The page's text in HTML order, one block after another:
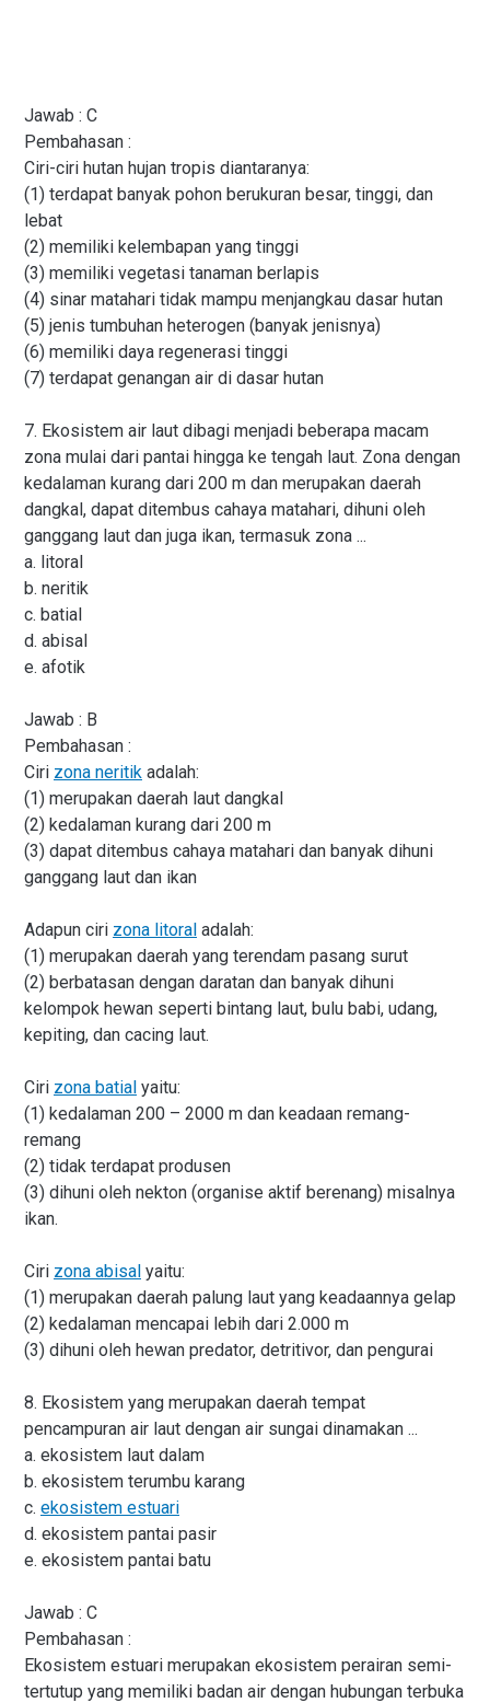
Jawab : C
Pembahasan :
Ciri-ciri hutan hujan tropis diantaranya:
(1) terdapat banyak pohon berukuran besar, tinggi, dan
lebat
(2) memiliki kelembapan yang tinggi
(3) memiliki vegetasi tanaman berlapis
(4) sinar matahari tidak mampu menjangkau dasar hutan
(5) jenis tumbuhan heterogen (banyak jenisnya)
(6) memiliki daya regenerasi tinggi
(7) terdapat genangan air di dasar hutan
7. Ekosistem air laut dibagi menjadi beberapa macam
zona mulai dari pantai hingga ke tengah laut. Zona dengan
kedalaman kurang dari 200 m dan merupakan daerah
dangkal, dapat ditembus cahaya matahari, dihuni oleh
ganggang laut dan juga ikan, termasuk zona ...
a. litoral
b. neritik
c. batial
d. abisal
e. afotik
Jawab : B
Pembahasan :
Ciri zona neritik adalah:
(1) merupakan daerah laut dangkal
(2) kedalaman kurang dari 200 m
(3) dapat ditembus cahaya matahari dan banyak dihuni
ganggang laut dan ikan
Adapun ciri zona litoral adalah:
(1) merupakan daerah yang terendam pasang surut
(2) berbatasan dengan daratan dan banyak dihuni
kelompok hewan seperti bintang laut, bulu babi, udang,
kepiting, dan cacing laut.
Ciri zona batial yaitu:
(1) kedalaman 200 – 2000 m dan keadaan remang-
remang
(2) tidak terdapat produsen
(3) dihuni oleh nekton (organise aktif berenang) misalnya
ikan.
Ciri zona abisal yaitu:
(1) merupakan daerah palung laut yang keadaannya gelap
(2) kedalaman mencapai lebih dari 2.000 m
(3) dihuni oleh hewan predator, detritivor, dan pengurai
8. Ekosistem yang merupakan daerah tempat
pencampuran air laut dengan air sungai dinamakan ...
a. ekosistem laut dalam
b. ekosistem terumbu karang
c. ekosistem estuari
d. ekosistem pantai pasir
e. ekosistem pantai batu
Jawab : C
Pembahasan :
Ekosistem estuari merupakan ekosistem perairan semi-
tertutup yang memiliki badan air dengan hubungan terbuka